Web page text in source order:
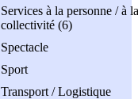
Services à la personne / à la
collectivité (6)
Spectacle
Sport
Transport / Logistique